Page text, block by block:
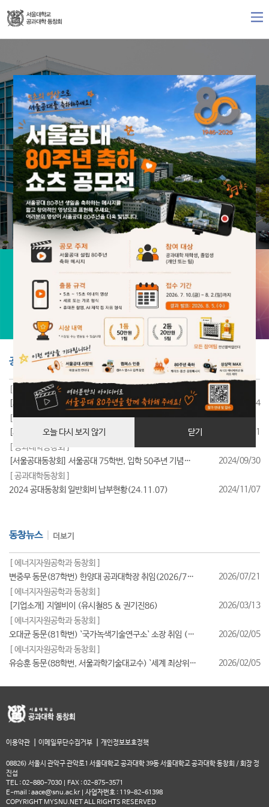
오늘 다시 보지 않기 닫기
공지사항 더보기
[ 공과대학동창회 ]
[서울공대동창회] 서울공대 85학번, 입학 40주년 기념행사 성료
2025/07/24
[ 공과대학동창회 ]
[서울공대동창회] 서울공대 95학번, 입학 30주년 기념행사 성료
2025/07/11
[ 공과대학동창회 ]
[서울공대동창회] 서울공대 75학번, 입학 50주년 기념행사 성료
2024/09/30
[ 공과대학동창회 ]
2024 공대동창회 일반회비 납부현황(24.11.07)
2024/11/07
동창뉴스 더보기
[ 에너지자원공학과 동창회 ]
변중무 동문(87학번) 한양대 공과대학장 취임(2026/7/1일자)
2026/07/21
[ 에너지자원공학과 동창회 ]
[기업소개] 지엘비이 (유시철85 & 권기진86)
2026/03/13
[ 에너지자원공학과 동창회 ]
오대균 동문(81학번) `국가녹색기술연구소` 소장 취임 (2026/2월)
2026/02/05
[ 에너지자원공학과 동창회 ]
유승훈 동문(88학번, 서울과학기술대교수) `세계 최상위 연구자 2025` 등재
2026/02/05
이용약관 이메일무단수집거부 개인정보보호정책
08826) 서울시 관악구 관악로1 서울대학교 공과대학 39동 서울대학교 공과대학 동창회 / 회장 정
진섭
TEL : 02-880-7030 | FAX : 02-875-3571
E-mail : aace@snu.ac.kr | 사업자번호 : 119-82-61398
COPYRIGHT MYSNU.NET ALL RIGHTS RESERVED